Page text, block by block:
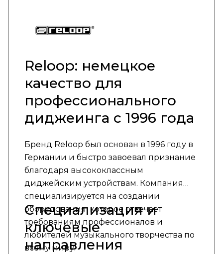
Reloop: немецкое
качество для
профессионального
диджеинга с 1996 года
Бренд Reloop был основан в 1996 году в
Германии и быстро завоевал признание
благодаря высококлассным
диджейским устройствам. Компания
специализируется на создании
оборудования, которое отвечает
требованиям профессионалов и
любителей музыкального творчества по
всему миру.
Специализация и
ключевые
направления